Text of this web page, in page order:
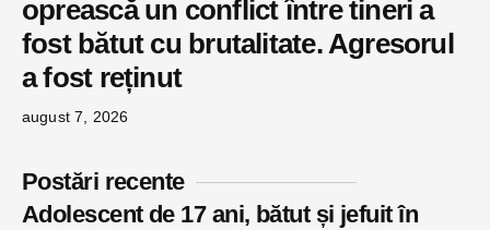
oprească un conflict între tineri a
fost bătut cu brutalitate. Agresorul
a fost reținut
august 7, 2026
Postări recente
Adolescent de 17 ani, bătut și jefuit în